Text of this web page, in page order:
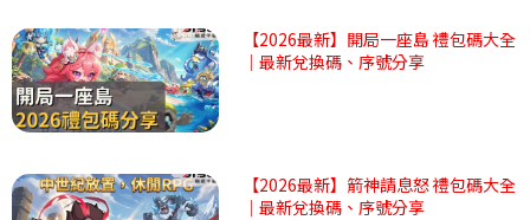
【2026最新】開局一座島 禮包碼大全
｜最新兌換碼、序號分享
【2026最新】箭神請息怒 禮包碼大全
｜最新兌換碼、序號分享